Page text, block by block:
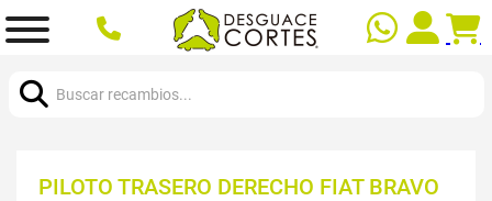
PILOTO TRASERO DERECHO FIAT BRAVO